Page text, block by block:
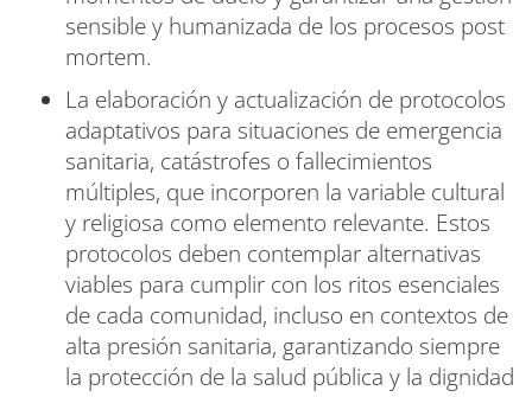
sensible y humanizada de los procesos post
mortem.
La elaboración y actualización de protocolos
adaptativos para situaciones de emergencia
sanitaria, catástrofes o fallecimientos
múltiples, que incorporen la variable cultural
y religiosa como elemento relevante. Estos
protocolos deben contemplar alternativas
viables para cumplir con los ritos esenciales
de cada comunidad, incluso en contextos de
alta presión sanitaria, garantizando siempre
la protección de la salud pública y la dignidad